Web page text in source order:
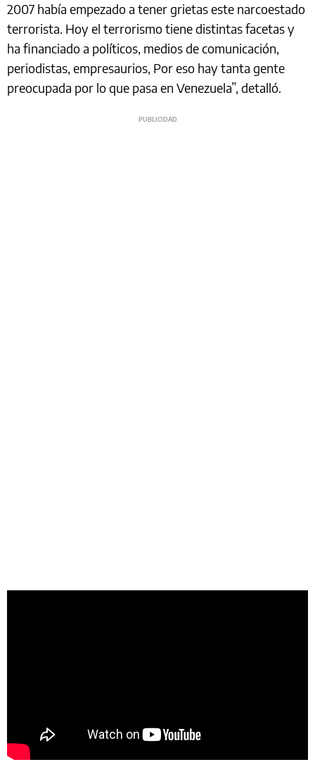
2007 había empezado a tener grietas este narcoestado
terrorista. Hoy el terrorismo tiene distintas facetas y
ha financiado a políticos, medios de comunicación,
periodistas, empresaurios, Por eso hay tanta gente
preocupada por lo que pasa en Venezuela”, detalló.